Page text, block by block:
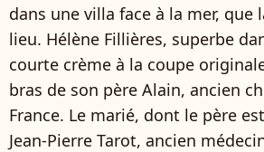
dans une villa face à la mer, que
lieu. Hélène Fillières, superbe
courte crème à la coupe
bras de son père Alain, ancien
France. Le marié, dont le père
Jean-Pierre Tarot, ancien